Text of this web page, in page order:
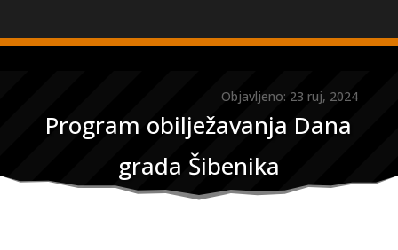
Objavljeno: 23 ruj, 2024
Program obilježavanja Dana
grada Šibenika